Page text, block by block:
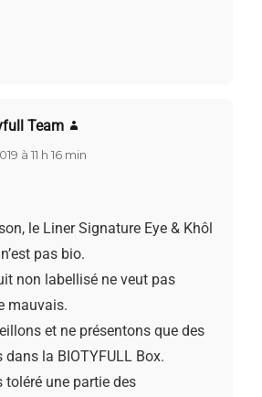
Team
à 11 h 16 min
le Liner Signature Eye & Khôl
pas bio.
non labellisé ne veut pas
mauvais.
et ne présentons que des
la BIOTYFULL Box.
toléré une partie des